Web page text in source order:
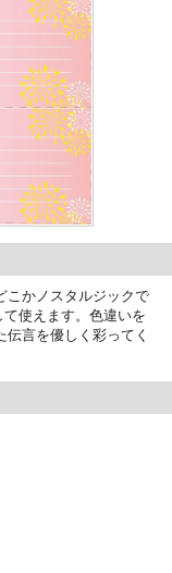
こかノスタルジックで
使えます。色違いを
言を優しく彩ってく